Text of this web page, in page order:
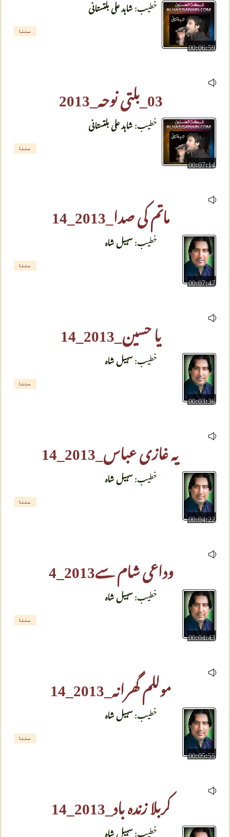
00:06:59
خطیب:شاہد علی بلتستانی
سننا
03_بلتی نوحہ_2013
00:07:14
خطیب:شاہد علی بلتستانی
سننا
ماتم کی صدا_2013_14
00:07:47
خطیب:سہیل شاہ
سننا
یا حسین_2013_14
00:03:36
خطیب:سہیل شاہ
سننا
یہ غازی عباس_2013_14
00:04:22
خطیب:سہیل شاہ
سننا
وداعی شام سے2013_4
00:04:43
خطیب:سہیل شاہ
سننا
موللم گھرانہ_2013_14
00:05:55
خطیب:سہیل شاہ
سننا
کربلا زندہ باد_2013_14
خطیب:سہیل شاہ